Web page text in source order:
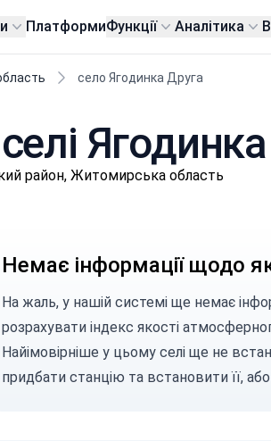
ПлатформиФункції Аналітика
село Ягодинка Друга
район, Житомирська область
Немає інформації щодо
На жаль, у нашій системі ще немає
розрахувати індекс якості
Найімовірніше у цьому селі ще не
придбати станцію та встановити її, або